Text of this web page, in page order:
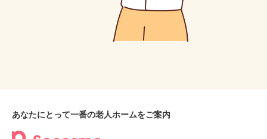
あなたにとって一番の老人ホームをご案内